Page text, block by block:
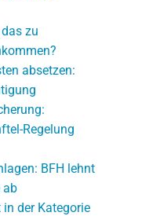
zu
absetzen:
Regelung
BFH lehnt
ab
der Kategorie